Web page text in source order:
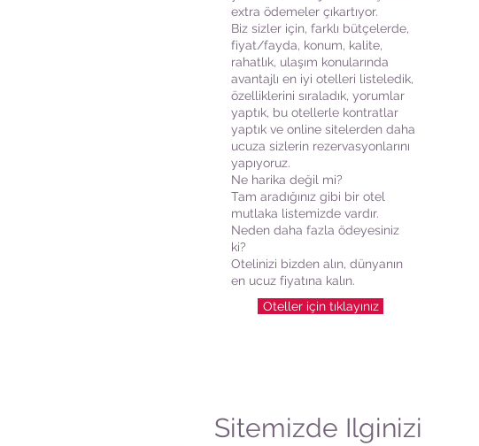
extra ödemeler çıkartıyor.
Biz sizler için, farklı bütçelerde,
fiyat/fayda, konum, kalite,
rahatlık, ulaşım konularında
avantajlı en iyi otelleri listeledik,
özelliklerini sıraladık, yorumlar
yaptık, bu otellerle kontratlar
yaptık ve online sitelerden daha
ucuza sizlerin rezervasyonlarını
yapıyoruz.
Ne harika değil mi?
Tam aradığınız gibi bir otel
mutlaka listemizde vardır.
Neden daha fazla ödeyesiniz
ki?
Otelinizi bizden alın, dünyanın
en ucuz fiyatına kalın.
Oteller için tıklayınız
Sitemizde Ilginizi